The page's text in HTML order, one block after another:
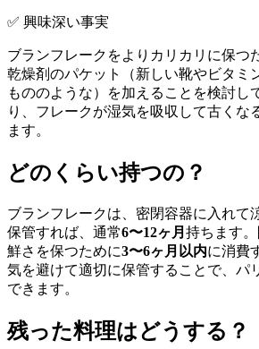
✅ 興味深い事実
ブランフレークをよりカリカリに保つ
乾燥剤のパケット（新しい靴やビタミ
もののような）を加えることを検討し
り、フレークが湿気を吸収して古くな
ます。
どのくらい持つの？
ブランフレークは、密閉容器に入れて
保管すれば、通常6〜12ヶ月 持ちます
鮮さを保つために3〜6ヶ月以内に消費
気を避けて適切に保管することで、パ
できます。
残った料理はどうする？